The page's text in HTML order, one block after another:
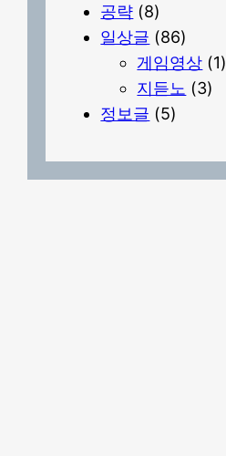
공략 (8)
일상글 (86)
게임영상 (1)
지듣노 (3)
정보글 (5)